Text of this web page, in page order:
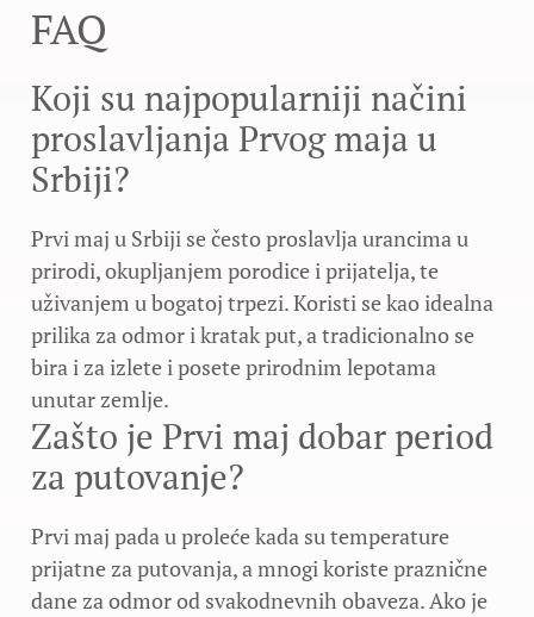
FAQ
Koji su najpopularniji načini
proslavljanja Prvog maja u
Srbiji?
Prvi maj u Srbiji se često proslavlja urancima u
prirodi, okupljanjem porodice i prijatelja, te
uživanjem u bogatoj trpezi. Koristi se kao idealna
prilika za odmor i kratak put, a tradicionalno se
bira i za izlete i posete prirodnim lepotama
unutar zemlje.
Zašto je Prvi maj dobar period
za putovanje?
Prvi maj pada u proleće kada su temperature
prijatne za putovanja, a mnogi koriste praznične
dane za odmor od svakodnevnih obaveza. Ako je